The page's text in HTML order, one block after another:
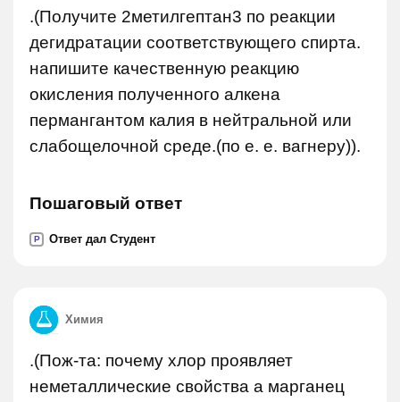
.(Получите 2метилгептан3 по реакции
дегидратации соответствующего спирта.
напишите качественную реакцию
окисления полученного алкена
пермангантом калия в нейтральной или
слабощелочной среде.(по е. е. вагнеру)).
Пошаговый ответ
P Ответ дал Студент
Химия
.(Пож-та: почему хлор проявляет
неметаллические свойства а марганец